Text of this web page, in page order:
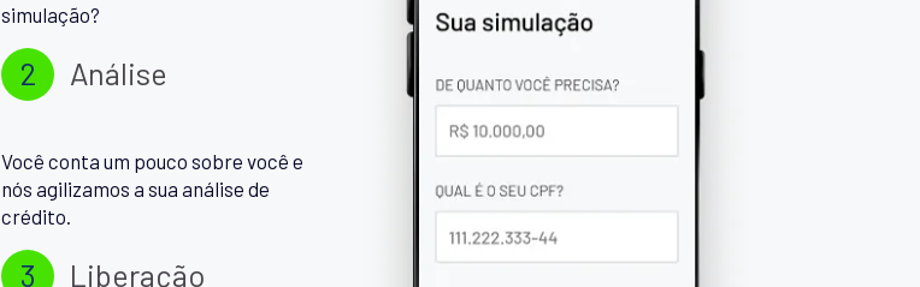
simulação?
2 Análise
Você conta um pouco sobre você e
nós agilizamos a sua análise de
crédito.
3 Liberação